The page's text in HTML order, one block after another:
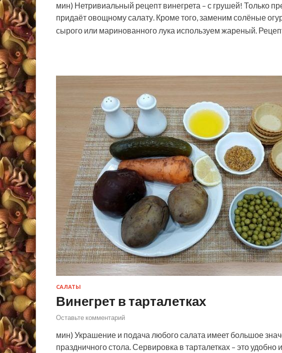
мин) Нетривиальный рецепт винегрета – с грушей! Только
придаёт овощному салату. Кроме того, заменим солёные
сырого или маринованного лука используем жареный.
САЛАТЫ
Винегрет в тарталетках
Оставьте комментарий
мин) Украшение и подача любого салата имеет большое
праздничного стола. Сервировка в тарталетках – это удобно